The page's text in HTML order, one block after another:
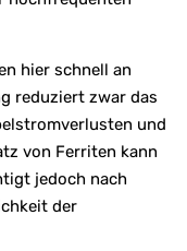
hier schnell an
reduziert zwar das
und
von Ferriten kann
jedoch nach
der